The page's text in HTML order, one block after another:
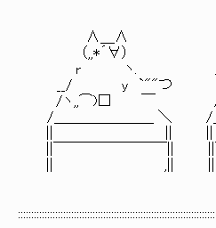
∧＿∧ ∧
（,,*´∀） (ω・
r ヽ. /
__/ y `""つ i i
/ヽ,,⌒)□ ￣ /￣￣
/＿＿＿＿＿＿＿ ＼ /＿